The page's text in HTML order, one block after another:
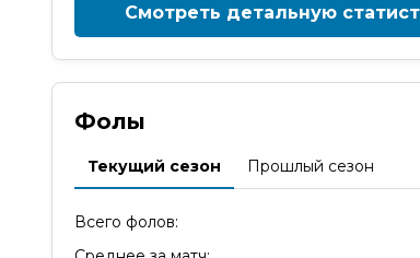
Смотреть детальную
Фолы
Текущий сезон Прошлый сезон
Всего фолов: